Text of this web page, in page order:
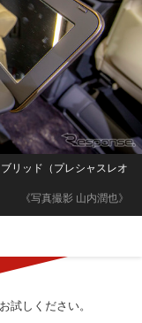
《写真撮影 山内潤也》
リッド（プレシャスレオ
試しください。